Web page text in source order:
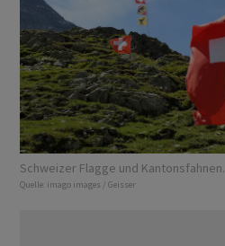
Schweizer Flagge und Kantonsfahnen.
Quelle: imago images / Geisser